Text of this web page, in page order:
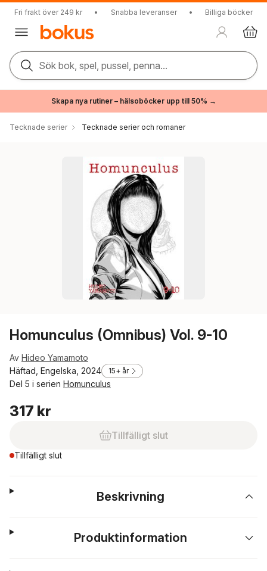
Fri frakt över 249 kr • Snabba leveranser • Billiga böcker
Sök bok, spel, pussel, penna...
Skapa nya rutiner – hälsoböcker upp till 50% →
Tecknade serier Tecknade serier och romaner
Homunculus (Omnibus) Vol. 9-10
Av Hideo Yamamoto
Häftad, Engelska, 2024
15+ år
Del 5 i serien Homunculus
317 kr
Tillfälligt slut
Tillfälligt slut
Beskrivning
Produktinformation